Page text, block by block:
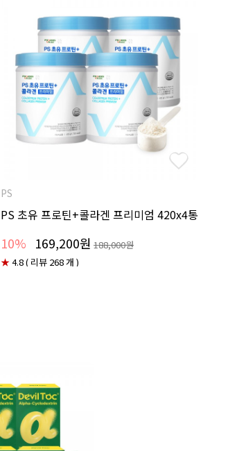
PS
PS 초유 프로틴+콜라겐 프리미엄 420x4통
10% 169,200원 188,000원
★4.8 ( 리뷰 268 개 )